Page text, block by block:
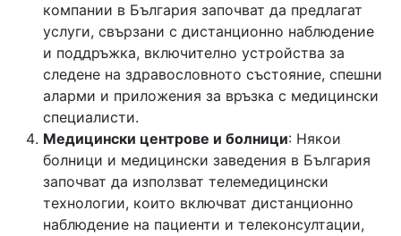
компании в България започват да предлагат
услуги, свързани с дистанционно наблюдение
и поддръжка, включително устройства за
следене на здравословното състояние, спешни
аларми и приложения за връзка с медицински
специалисти.
Медицински центрове и болници: Някои
болници и медицински заведения в България
започват да използват телемедицински
технологии, които включват дистанционно
наблюдение на пациенти и телеконсултации,